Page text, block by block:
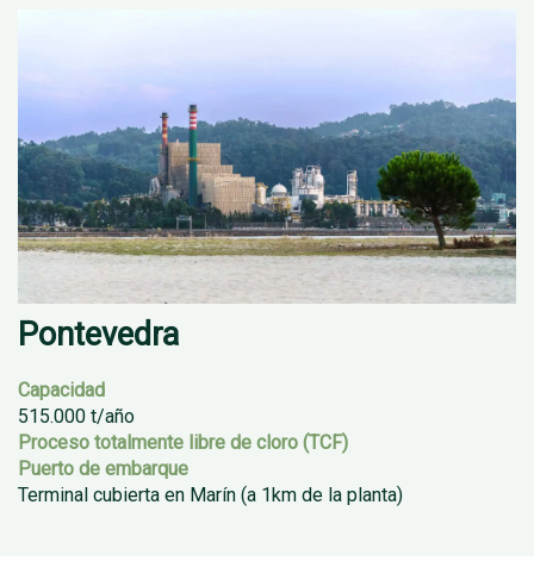
Pontevedra
Capacidad
515.000 t/año
Proceso totalmente libre de cloro (TCF)
Puerto de embarque
Terminal cubierta en Marín (a 1km de la planta)